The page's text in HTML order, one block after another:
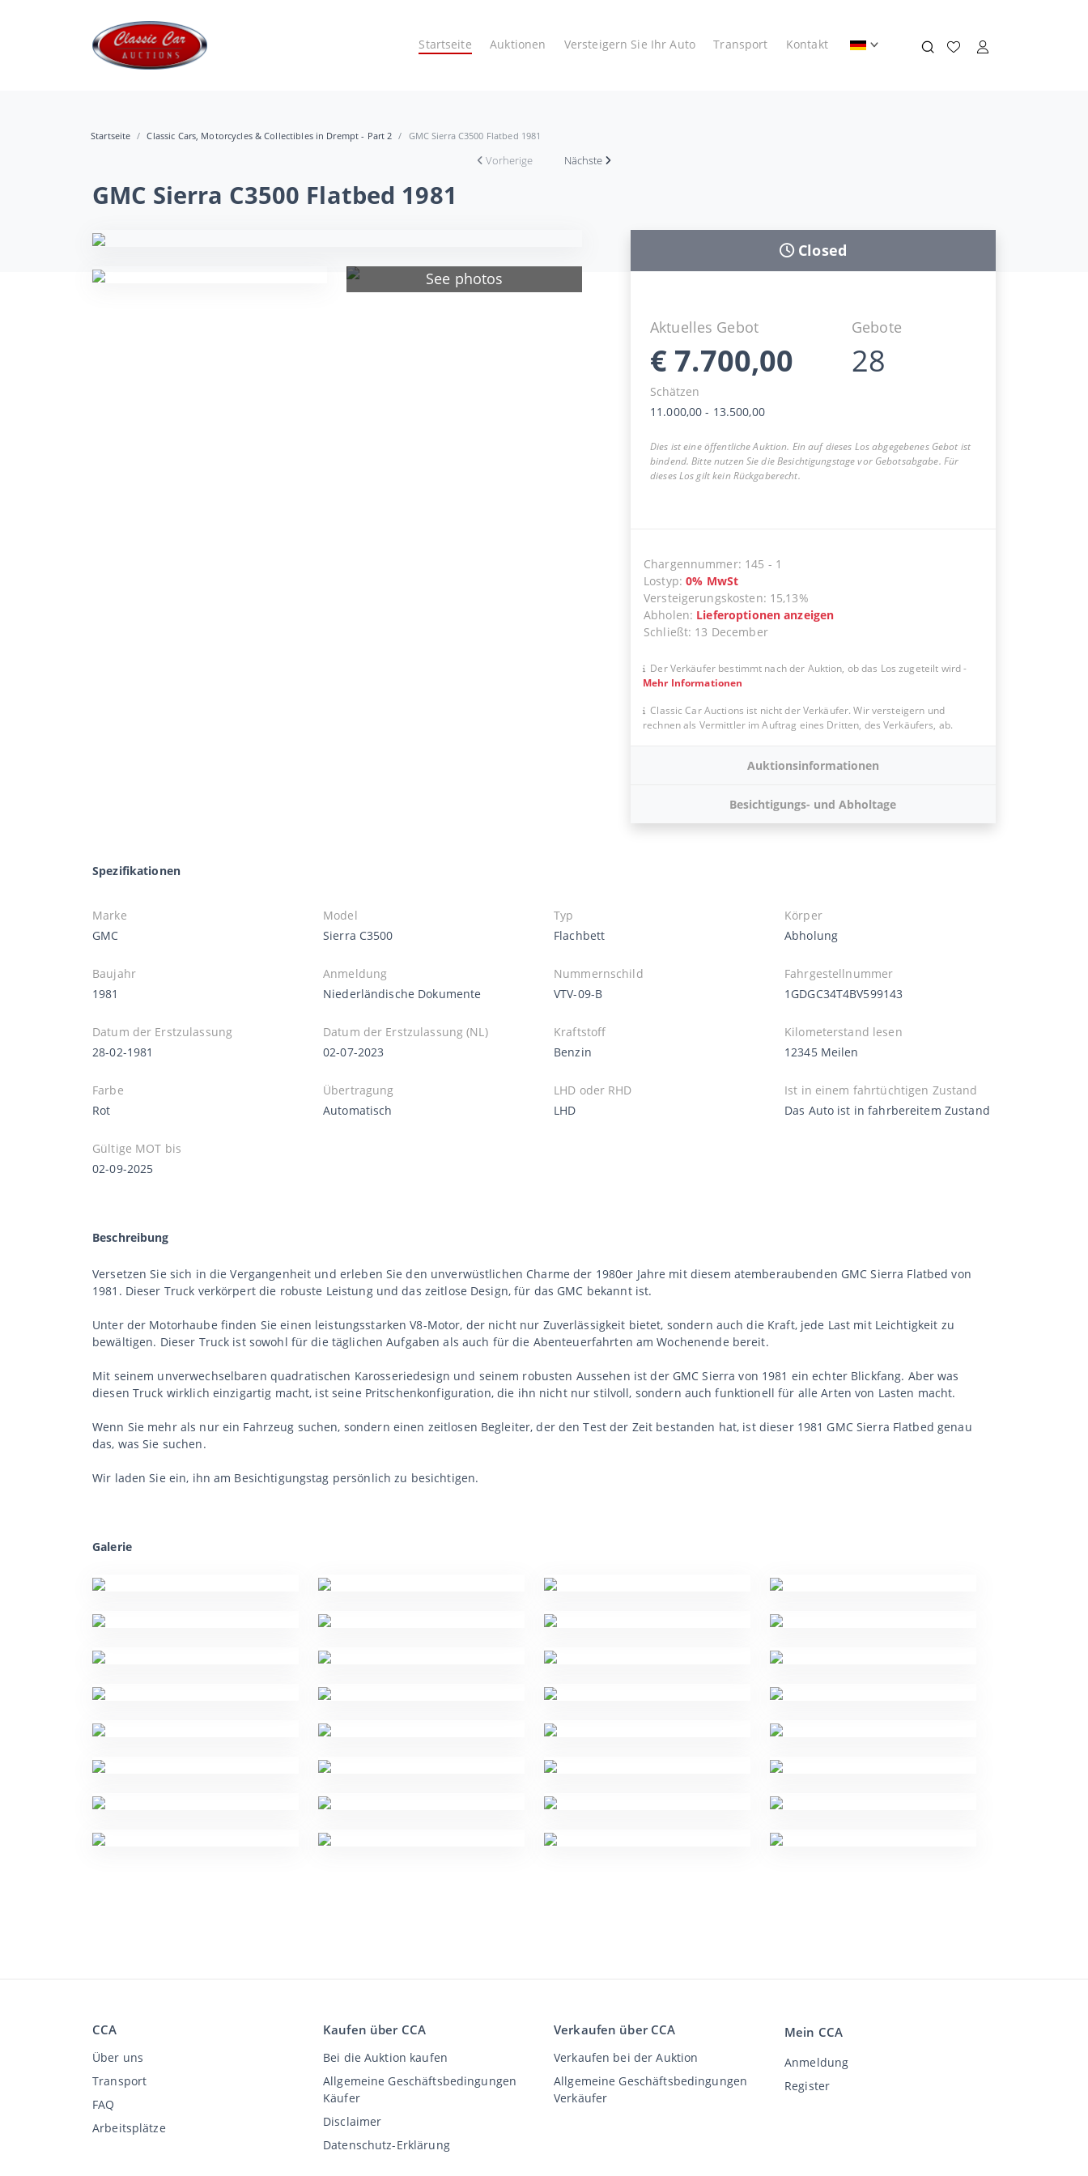
Startseite Auktionen Versteigern Sie Ihr Auto Transport Kontakt
Startseite Classic Cars, Motorcycles & Collectibles in Drempt - Part 2 GMC Sierra C3500 Flatbed 1981
Vorherige Nächste
GMC Sierra C3500 Flatbed 1981
See photos
Closed
Aktuelles Gebot
€ 7.700,00
Gebote
28
Schätzen
11.000,00 - 13.500,00
Dies ist eine öffentliche Auktion. Ein auf dieses Los abgegebenes Gebot ist
bindend. Bitte nutzen Sie die Besichtigungstage vor Gebotsabgabe. Für
dieses Los gilt kein Rückgaberecht.
Chargennummer: 145 - 1
Lostyp:0% MwSt
Versteigerungskosten: 15,13%
Abholen: Lieferoptionen anzeigen
Schließt: 13 December
Der Verkäufer bestimmt nach der Auktion, ob das Los zugeteilt wird-
Mehr Informationen
Classic Car Auctions ist nicht der Verkäufer. Wir versteigern und
rechnen als Vermittler im Auftrag eines Dritten, des Verkäufers, ab.
Auktionsinformationen
Besichtigungs- und Abholtage
Spezifikationen
Marke
GMC
Model
Sierra C3500
Typ
Flachbett
Körper
Abholung
Baujahr
1981
Anmeldung
Niederländische Dokumente
Nummernschild
VTV-09-B
Fahrgestellnummer
1GDGC34T4BV599143
Datum der Erstzulassung
28-02-1981
Datum der Erstzulassung (NL)
02-07-2023
Kraftstoff
Benzin
Kilometerstand lesen
12345 Meilen
Farbe
Rot
Übertragung
Automatisch
LHD oder RHD
LHD
Ist in einem fahrtüchtigen Zustand
Das Auto ist in fahrbereitem Zustand
Gültige MOT bis
02-09-2025
Beschreibung
Versetzen Sie sich in die Vergangenheit und erleben Sie den unverwüstlichen Charme der 1980er Jahre mit diesem atemberaubenden GMC Sierra Flatbed von
1981. Dieser Truck verkörpert die robuste Leistung und das zeitlose Design, für das GMC bekannt ist.
Unter der Motorhaube finden Sie einen leistungsstarken V8-Motor, der nicht nur Zuverlässigkeit bietet, sondern auch die Kraft, jede Last mit Leichtigkeit zu
bewältigen. Dieser Truck ist sowohl für die täglichen Aufgaben als auch für die Abenteuerfahrten am Wochenende bereit.
Mit seinem unverwechselbaren quadratischen Karosseriedesign und seinem robusten Aussehen ist der GMC Sierra von 1981 ein echter Blickfang. Aber was
diesen Truck wirklich einzigartig macht, ist seine Pritschenkonfiguration, die ihn nicht nur stilvoll, sondern auch funktionell für alle Arten von Lasten macht.
Wenn Sie mehr als nur ein Fahrzeug suchen, sondern einen zeitlosen Begleiter, der den Test der Zeit bestanden hat, ist dieser 1981 GMC Sierra Flatbed genau
das, was Sie suchen.
Wir laden Sie ein, ihn am Besichtigungstag persönlich zu besichtigen.
Galerie
CCA
Über uns
Transport
FAQ
Arbeitsplätze
Kaufen über CCA
Bei die Auktion kaufen
Allgemeine Geschäftsbedingungen
Käufer
Disclaimer
Datenschutz-Erklärung
Verkaufen über CCA
Verkaufen bei der Auktion
Allgemeine Geschäftsbedingungen
Verkäufer
Mein CCA
Anmeldung
Register